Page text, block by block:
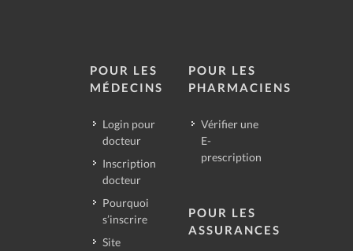
POUR LES
MÉDECINS
Login pour
docteur
Inscription
docteur
Pourquoi
s’inscrire
Site
POUR LES
PHARMACIENS
Vérifier une
E-
prescription
POUR LES
ASSURANCES